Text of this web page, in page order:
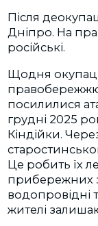
Після
Дніпро. На
російські.
Щодня
правобережжю.
посилилися
грудні 2025
Кіндійки.
Це робить їх
прибережних
водопровідні
жителі